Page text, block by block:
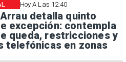
Hoy A Las 12:40
detalla quinto
excepción: contempla
queda, restricciones y
telefónicas en zonas